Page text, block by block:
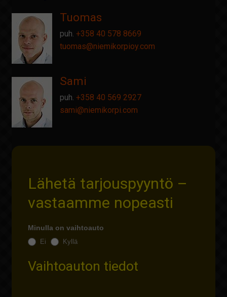
Tuomas
puh. +358 40 578 8669
tuomas@niemikorpioy.com
Sami
puh. +358 40 569 2927
sami@niemikorpi.com
Lähetä tarjouspyyntö –
vastaamme nopeasti
Minulla on vaihtoauto
Ei Kyllä
Vaihtoauton tiedot